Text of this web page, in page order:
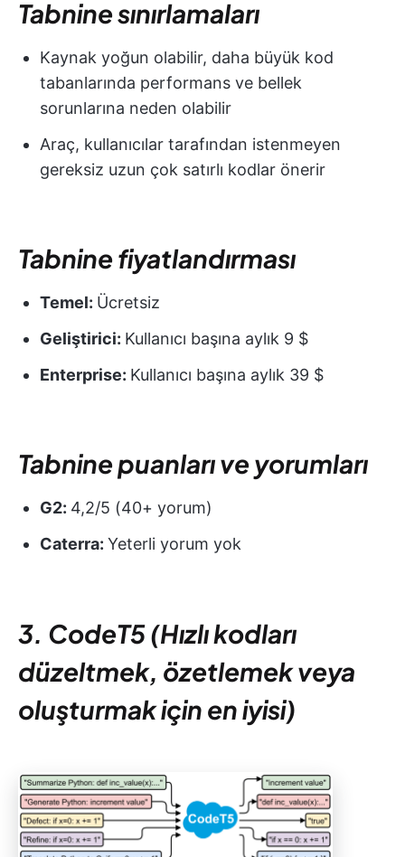
Tabnine sınırlamaları
Kaynak yoğun olabilir, daha büyük kod
tabanlarında performans ve bellek
sorunlarına neden olabilir
Araç, kullanıcılar tarafından istenmeyen
gereksiz uzun çok satırlı kodlar önerir
Tabnine fiyatlandırması
Temel: Ücretsiz
Geliştirici: Kullanıcı başına aylık 9 $
Enterprise: Kullanıcı başına aylık 39 $
Tabnine puanları ve yorumları
G2: 4,2/5 (40+ yorum)
Caterra: Yeterli yorum yok
3. CodeT5 (Hızlı kodları
düzeltmek, özetlemek veya
oluşturmak için en iyisi)